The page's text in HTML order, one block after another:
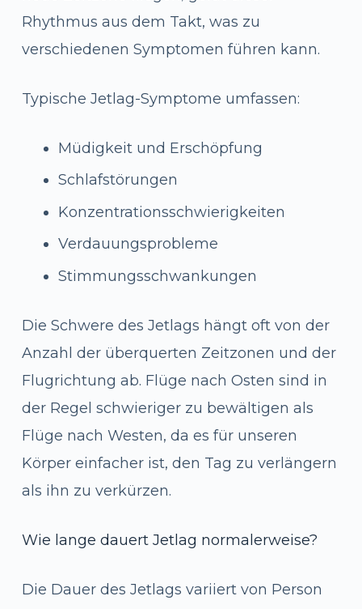
Rhythmus aus dem Takt, was zu
verschiedenen Symptomen führen kann.
Typische Jetlag-Symptome umfassen:
Müdigkeit und Erschöpfung
Schlafstörungen
Konzentrationsschwierigkeiten
Verdauungsprobleme
Stimmungsschwankungen
Die Schwere des Jetlags hängt oft von der
Anzahl der überquerten Zeitzonen und der
Flugrichtung ab. Flüge nach Osten sind in
der Regel schwieriger zu bewältigen als
Flüge nach Westen, da es für unseren
Körper einfacher ist, den Tag zu verlängern
als ihn zu verkürzen.
Wie lange dauert Jetlag normalerweise?
Die Dauer des Jetlags variiert von Person